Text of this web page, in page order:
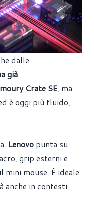
dalle
già
Crate SE, ma
è oggi più fluido,
Lenovo punta su
grip esterni e
mouse. È ideale
anche in contesti